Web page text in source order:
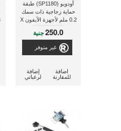
أودويو (SP1180) طبقة
حماية زجاجية ذات سمك
0.2 ملم لأجهزة الأيفون X
250.0جنية
غير متوفر
إضافة
لرغباتي
اضافة
للمقارنة